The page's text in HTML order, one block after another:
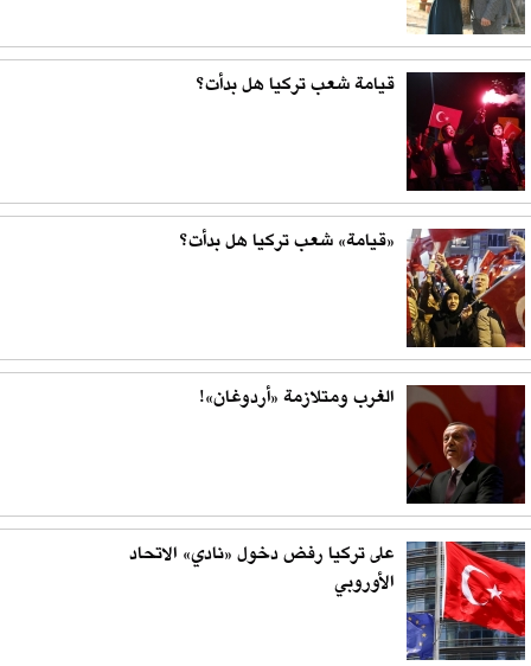
قيامة شعب تركيا هل بدأت؟
«قيامة» شعب تركيا هل بدأت؟
الغرب ومتلازمة «أردوغان»!
على تركيا رفض دخول «نادي» الاتحاد
الأوروبي